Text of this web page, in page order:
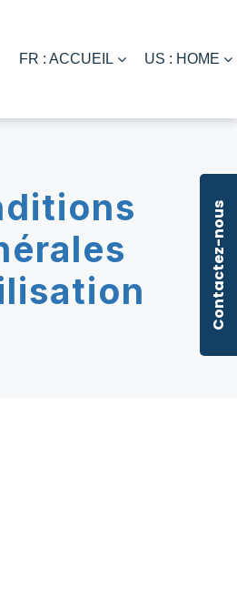
FR : ACCUEIL US : HOME
Contactez-nous